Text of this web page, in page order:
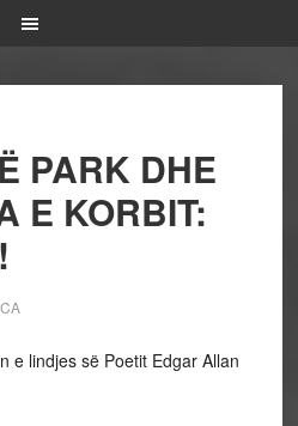
PARK DHE
E KORBIT:
e lindjes së Poetit Edgar Allan